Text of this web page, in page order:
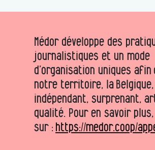
Médor développe des
journalistiques et un mode
d’organisation uniques
notre territoire, la
indépendant, surprenant,
qualité. Pour en savoir
sur : https://medor.coop/